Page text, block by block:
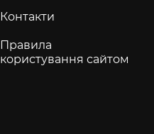
Контакти
Правила
користування сайтом